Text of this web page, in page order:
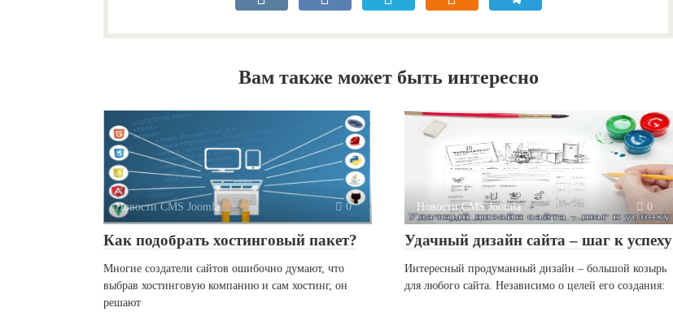
Вам также может быть интересно
Новости CMS Joomla 0
Как подобрать хостинговый пакет?
Многие создатели сайтов ошибочно думают, что
выбрав хостинговую компанию и сам хостинг, он
решают
Новости CMS Joomla 0
Удачный дизайн сайта – шаг к успеху
Интересный продуманный дизайн – большой козырь
для любого сайта. Независимо о целей его создания: